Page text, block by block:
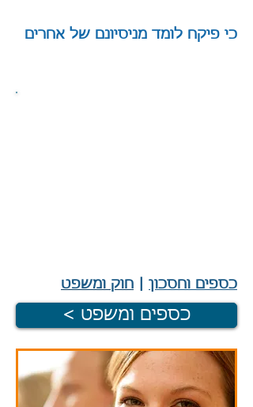
כי פיקח לומד מניסיונם של אחרים
כספים וחסכון חוק ומשפט
< כספים ומשפט